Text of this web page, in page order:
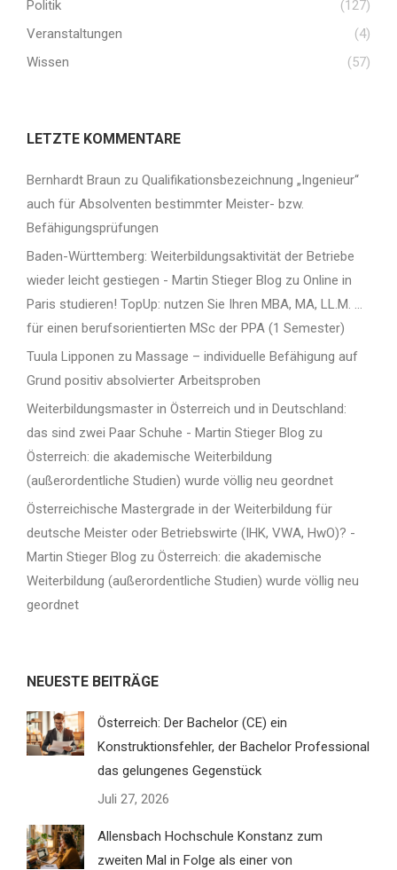
Politik
(127)
Veranstaltungen
(4)
Wissen
(57)
LETZTE KOMMENTARE
Bernhardt Braun zu Qualifikationsbezeichnung „Ingenieur“
auch für Absolventen bestimmter Meister- bzw.
Befähigungsprüfungen
Baden-Württemberg: Weiterbildungsaktivität der Betriebe
wieder leicht gestiegen - Martin Stieger Blog zu Online in
Paris studieren! TopUp: nutzen Sie Ihren MBA, MA, LL.M. …
für einen berufsorientierten MSc der PPA (1 Semester)
Tuula Lipponen zu Massage – individuelle Befähigung auf
Grund positiv absolvierter Arbeitsproben
Weiterbildungsmaster in Österreich und in Deutschland:
das sind zwei Paar Schuhe - Martin Stieger Blog zu
Österreich: die akademische Weiterbildung
(außerordentliche Studien) wurde völlig neu geordnet
Österreichische Mastergrade in der Weiterbildung für
deutsche Meister oder Betriebswirte (IHK, VWA, HwO)? -
Martin Stieger Blog zu Österreich: die akademische
Weiterbildung (außerordentliche Studien) wurde völlig neu
geordnet
NEUESTE BEITRÄGE
Österreich: Der Bachelor (CE) ein
Konstruktionsfehler, der Bachelor Professional
das gelungenes Gegenstück
Juli 27, 2026
Allensbach Hochschule Konstanz zum
zweiten Mal in Folge als einer von